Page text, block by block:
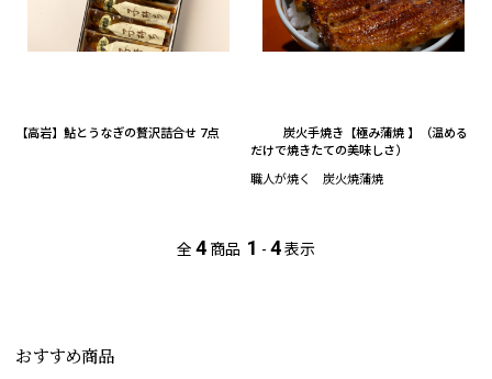
【高岩】鮎とうなぎの贅沢詰合せ 7点
炭火手焼き【極み蒲焼 】（温める
だけで焼きたての美味しさ）
職人が焼く 炭火焼蒲焼
全 4 商品 1 - 4表示
おすすめ商品